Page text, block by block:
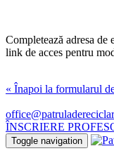
Completează adresa de
link de acces pentru
« Înapoi la formularul
ÎNSCRIERE
Toggle navigation